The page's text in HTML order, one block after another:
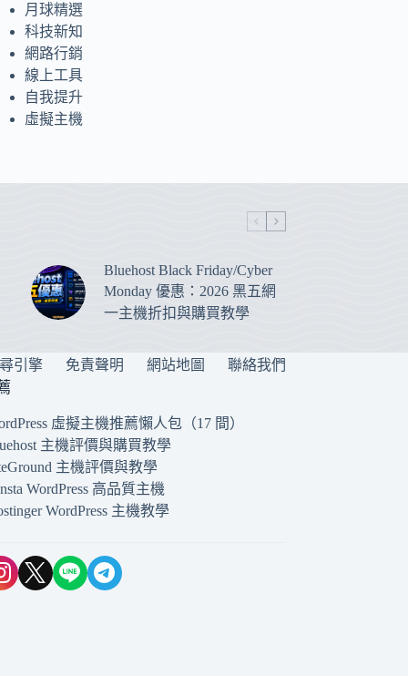
月球精選
科技新知
網路行銷
線上工具
自我提升
虛擬主機
Bluehost Black Friday/Cyber
Monday 優惠：2026 黑五網
一主機折扣與購買教學
引擎 免責聲明 網站地圖 聯絡我們
虛擬主機推薦懶人包（17 間）
主機評價與購買教學
主機評價與教學
WordPress 高品質主機
WordPress 主機教學